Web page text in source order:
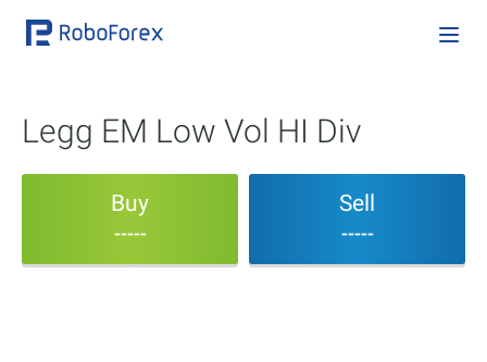
Legg EM Low Vol HI Div
Buy
-----
Sell
-----